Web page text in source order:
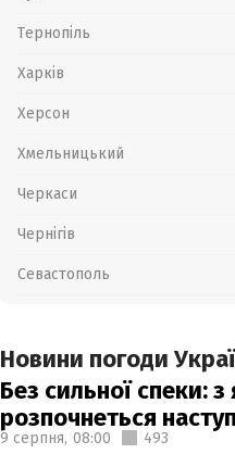
Тернопіль
Харків
Херсон
Хмельницький
Черкаси
Чернігів
Севастополь
Новини погоди
Без сильної спеки: з
розпочнеться
9 серпня, 08:00 493